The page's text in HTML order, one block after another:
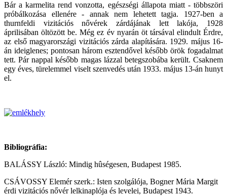
Bár a karmelita rend vonzotta, egészségi állapota miatt - többszöri
próbálkozása ellenére - annak nem lehetett tagja. 1927-ben a
thurnfeldi vizitációs nővérek zárdájának lett lakója, 1928
áprilisában öltözött be. Még ez év nyarán öt társával elindult Érdre,
az első magyarországi vizitációs zárda alapítására. 1929. május 16-
án ideiglenes; pontosan három esztendővel később örök fogadalmat
tett. Pár nappal később magas lázzal betegszobába került. Csaknem
egy éves, türelemmel viselt szenvedés után 1933. május 13-án hunyt
el.
Bibliográfia:
BALÁSSY László: Mindig hûségesen, Budapest 1985.
CSÁVOSSY Elemér szerk.: Isten szolgálója, Bogner Mária Margit
érdi vizitációs nővér lelkinaplója és levelei, Budapest 1943.